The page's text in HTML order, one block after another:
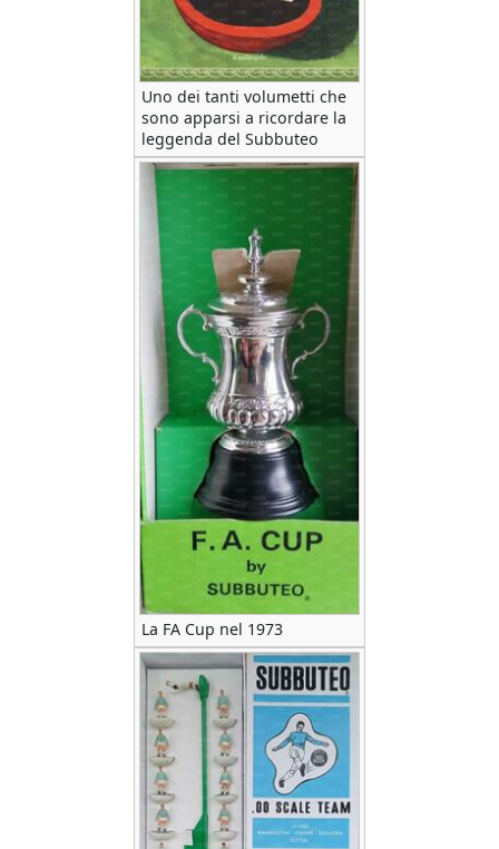
Uno dei tanti volumetti che
sono apparsi a ricordare la
leggenda del Subbuteo
La FA Cup nel 1973